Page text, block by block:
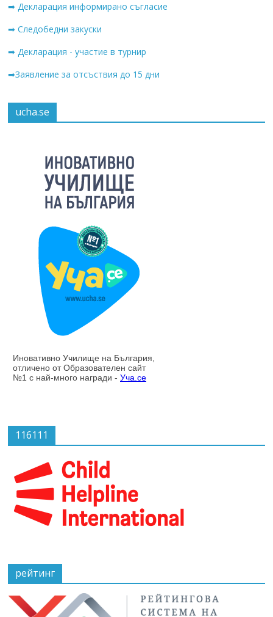
➡ Декларация информирано съгласие
➡ Следобедни закуски
➡ Декларация - участие в турнир
➡Заявление за отсъствия до 15 дни
ucha.se
116111
рейтинг